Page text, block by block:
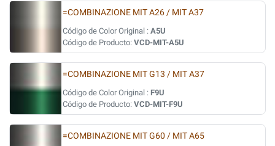
=COMBINAZIONE MIT A26 / MIT A37
Código de Color Original : A5U
Código de Producto: VCD-MIT-A5U
=COMBINAZIONE MIT G13 / MIT A37
Código de Color Original : F9U
Código de Producto: VCD-MIT-F9U
=COMBINAZIONE MIT G60 / MIT A65